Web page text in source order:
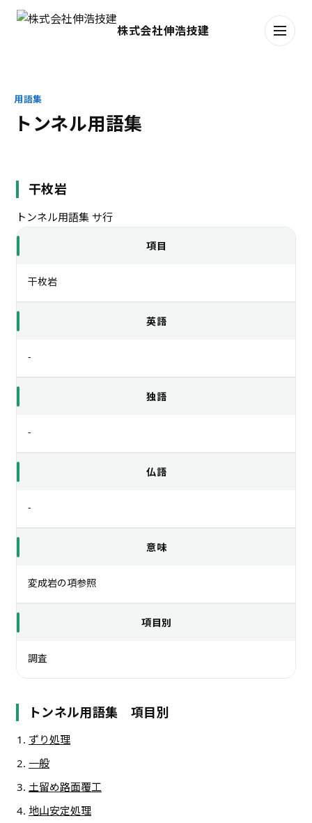
株式会社伸浩技建
用語集
トンネル用語集
干枚岩
トンネル用語集 サ行
項目
干枚岩
英語
-
独語
-
仏語
-
意味
変成岩の項参照
項目別
調査
トンネル用語集 項目別
ずり処理
一般
土留め路面覆工
地山安定処理